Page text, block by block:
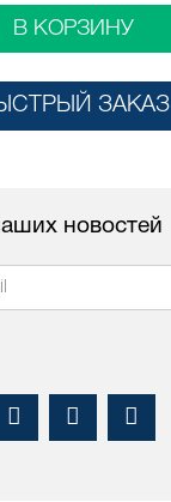
В КОРЗИНУ
ЗАКАЗ
новостей